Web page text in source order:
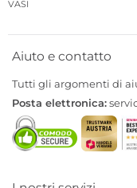
VASI
Aiuto e contatto
Tutti gli argomenti di
Posta elettronica: